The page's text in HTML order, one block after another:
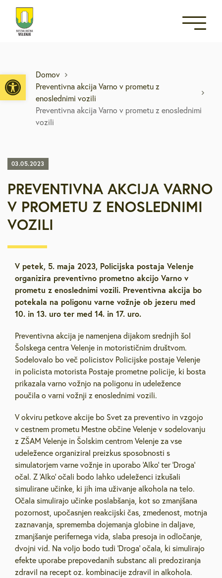
Open toolbar
Domov
Preventivna akcija Varno v prometu z
enoslednimi vozili
Preventivna akcija Varno v prometu z enoslednimi
vozili
03.05.2023
PREVENTIVNA AKCIJA VARNO
V PROMETU Z ENOSLEDNIMI
VOZILI
V petek, 5. maja 2023, Policijska postaja Velenje
organizira preventivno prometno akcijo Varno v
prometu z enoslednimi vozili. Preventivna akcija bo
potekala na poligonu varne vožnje ob jezeru med
10. in 13. uro ter med 14. in 17. uro.
Preventivna akcija je namenjena dijakom srednjih šol
Šolskega centra Velenje in motorističnim društvom.
Sodelovalo bo več policistov Policijske postaje Velenje
in policista motorista Postaje prometne policije, ki bosta
prikazala varno vožnjo na poligonu in udeležence
poučila o varni vožnji z enoslednimi vozili.
V okviru petkove akcije bo Svet za preventivo in vzgojo
v cestnem prometu Mestne občine Velenje v sodelovanju
z ZŠAM Velenje in Šolskim centrom Velenje za vse
udeležence organiziral preizkus sposobnosti s
simulatorjem varne vožnje in uporabo ‘Alko’ ter ‘Droga’
očal. Z ‘Alko’ očali bodo lahko udeleženci izkušali
simulirane učinke, ki jih ima uživanje alkohola na telo.
Očala simulirajo učinke poslabšanja, kot so zmanjšana
pozornost, upočasnjen reakcijski čas, zmedenost, motnja
zaznavanja, sprememba dojemanja globine in daljave,
zmanjšanje perifernega vida, slaba presoja in odločanje,
dvojni vid. Na voljo bodo tudi ‘Droga’ očala, ki simulirajo
efekte uporabe prepovedanih substanc ali predoziranja
zdravil na recept oz. kombinacije zdravil in alkohola.